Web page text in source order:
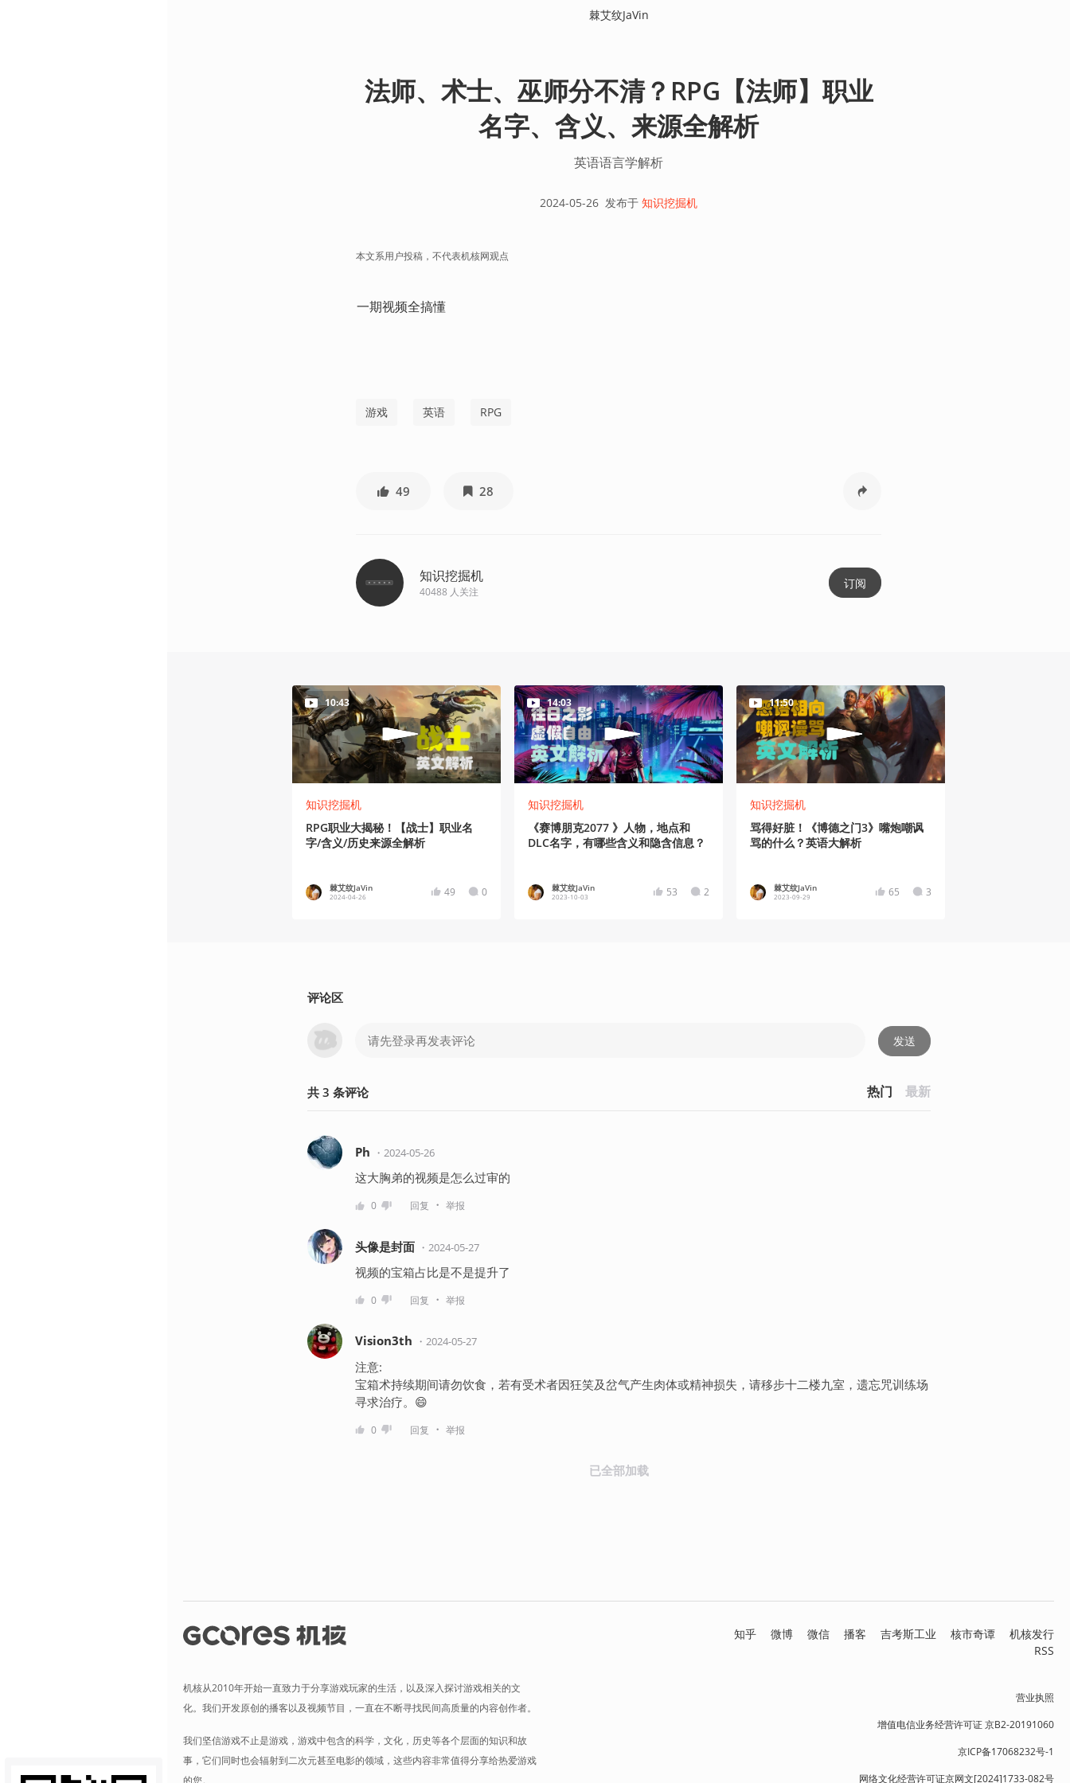
棘艾纹JaVin
法师、术士、巫师分不清？RPG【法师】职业
名字、含义、来源全解析
英语语言学解析
2024-05-26 发布于 知识挖掘机
本文系用户投稿，不代表机核网观点
一期视频全搞懂
游戏 英语 RPG
49 28
知识挖掘机
40488 人关注
订阅
10:43
知识挖掘机
RPG职业大揭秘！【战士】职业名
字/含义/历史来源全解析
棘艾纹JaVin
2024-04-26 49 0
14:03
知识挖掘机
《赛博朋克2077 》人物，地点和
DLC名字，有哪些含义和隐含信息？
棘艾纹JaVin
2023-10-03 53 2
11:50
知识挖掘机
骂得好脏！《博德之门3》嘴炮嘲讽
骂的什么？英语大解析
棘艾纹JaVin
2023-09-29 65 3
评论区
发送
共 3 条评论 热门 最新
Ph ・ 2024-05-26
这大胸弟的视频是怎么过审的
0 回复 ・ 举报
头像是封面 ・ 2024-05-27
视频的宝箱占比是不是提升了
0 回复 ・ 举报
Vision3th ・ 2024-05-27
注意:
宝箱术持续期间请勿饮食，若有受术者因狂笑及岔气产生肉体或精神损失，请移步十二楼九室，遗忘咒训练场
寻求治疗。😄
0 回复 ・ 举报
已全部加载
机核从2010年开始一直致力于分享游戏玩家的生活，以及深入探讨游戏相关的文
化。我们开发原创的播客以及视频节目，一直在不断寻找民间高质量的内容创作者。
我们坚信游戏不止是游戏，游戏中包含的科学，文化，历史等各个层面的知识和故
事，它们同时也会辐射到二次元甚至电影的领域，这些内容非常值得分享给热爱游戏
的您。
知乎 微博 微信 播客 吉考斯工业 核市奇谭
机核发行
RSS
营业执照
增值电信业务经营许可证 京B2-20191060
京ICP备17068232号-1
网络文化经营许可证京网文[2024]1733-082号